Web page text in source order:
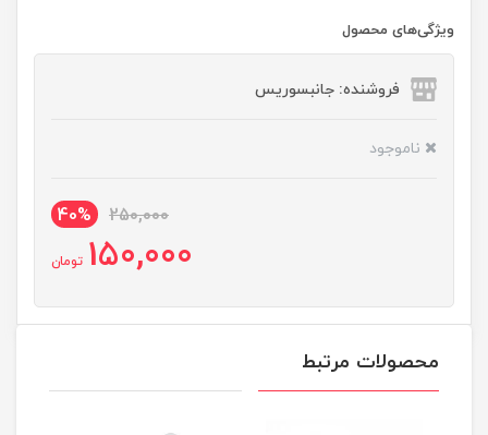
ویژگی‌های محصول
فروشنده: جانبسوریس
ناموجود
250,000
40%
150,000 تومان
محصولات مرتبط